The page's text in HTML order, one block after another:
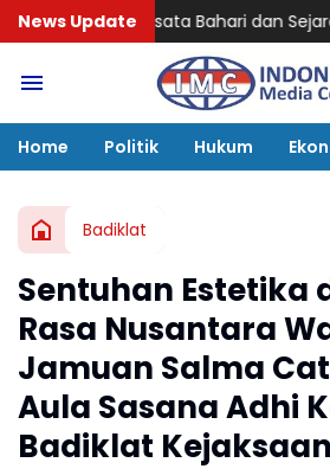
News Update
dan Sejarah di Kepulauan Seribu
Home Politik Hukum
Badiklat
Sentuhan Estetika
Rasa Nusantara
Jamuan Salma
Aula Sasana Adhi
Badiklat